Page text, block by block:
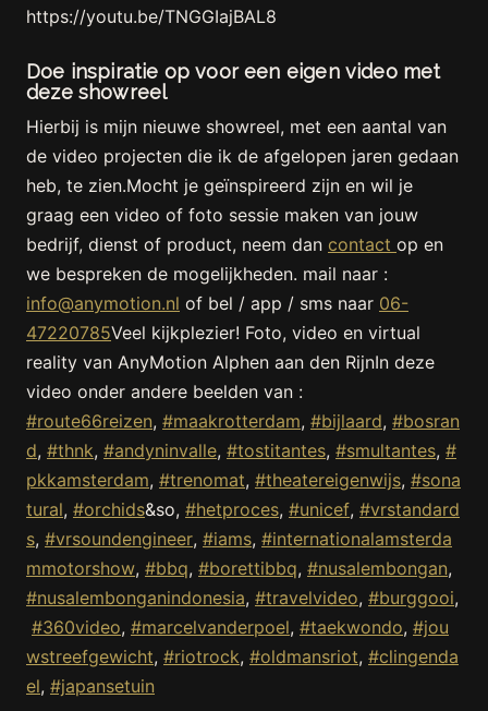
https://youtu.be/TNGGIajBAL8
Doe inspiratie op voor een eigen video met
deze showreel
Hierbij is mijn nieuwe showreel, met een aantal van
de video projecten die ik de afgelopen jaren gedaan
heb, te zien.Mocht je geïnspireerd zijn en wil je
graag een video of foto sessie maken van jouw
bedrijf, dienst of product, neem dan contact op en
we bespreken de mogelijkheden. mail naar :
info@anymotion.nl of bel / app / sms naar 06-
47220785Veel kijkplezier! Foto, video en virtual
reality van AnyMotion Alphen aan den RijnIn deze
video onder andere beelden van :
#route66reizen, #maakrotterdam, #bijlaard, #bosran
d, #thnk, #andyninvalle, #tostitantes, #smultantes, #
pkkamsterdam, #trenomat, #theatereigenwijs, #sona
tural, #orchids&so, #hetproces, #unicef, #vrstandard
s, #vrsoundengineer, #iams, #internationalamsterda
mmotorshow, #bbq, #borettibbq, #nusalembongan,
#nusalembonganindonesia, #travelvideo, #burggooi,
#360video, #marcelvanderpoel, #taekwondo, #jou
wstreefgewicht, #riotrock, #oldmansriot, #clingenda
el, #japansetuin